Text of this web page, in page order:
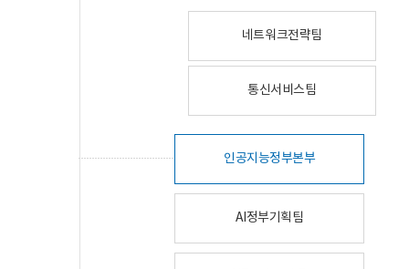
네트워크전략팀
통신서비스팀
인공지능정부본부
AI정부기획팀